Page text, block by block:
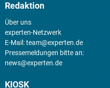
Redaktion
Über uns
experten-Netzwerk
E-Mail:team@experten.de
Pressemeldungen bitte an:
news@experten.de
KIOSK